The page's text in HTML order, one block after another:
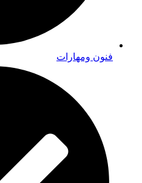
فنون ومهارات